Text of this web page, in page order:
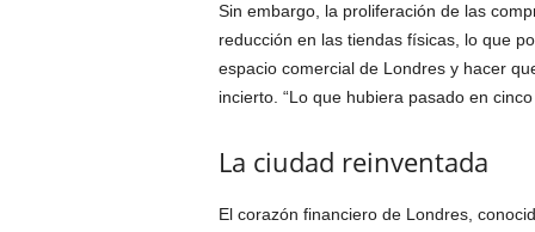
Sin embargo, la proliferación de las
reducción en las tiendas físicas, lo que
espacio comercial de Londres y hacer
incierto. “Lo que hubiera pasado en
La ciudad reinventada
El corazón financiero de Londres,